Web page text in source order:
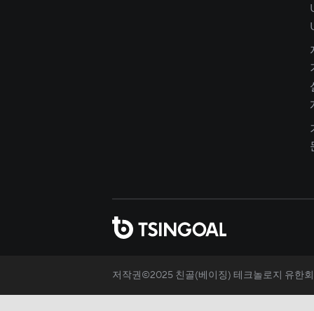
저작권©2025 친골(베이징) 테크놀로지 유한